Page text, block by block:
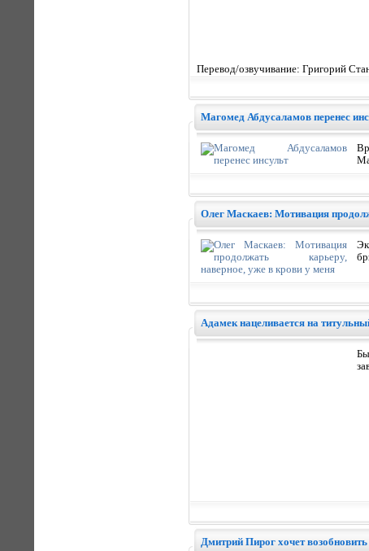
Перевод/озвучивание: Григорий
Магомед Абдусаламов перенес
Олег Маскаев: Мотивация
Адамек нацеливается на
Дмитрий Пирог хочет